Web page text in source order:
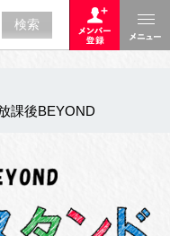
課後BEYOND